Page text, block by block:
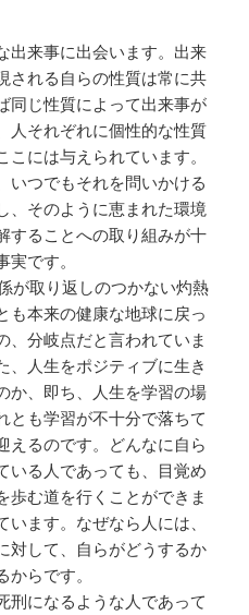
出来事に出会います。出来
される自らの性質は常に共
同じ性質によって出来事が
人それぞれに個性的な性質
には与えられています。
いつでもそれを問いかける
、そのように恵まれた環境
することへの取り組みが十
です。
が取り返しのつかない灼熱
も本来の健康な地球に戻っ
、分岐点だと言われていま
、人生をポジティブに生き
か、即ち、人生を学習の場
とも学習が不十分で落ちて
えるのです。どんなに自ら
いる人であっても、目覚め
歩む道を行くことができま
ます。なぜなら人には、
対して、自らがどうするか
らです。
刑になるような人であって